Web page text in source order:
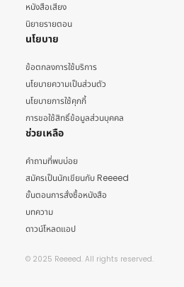
หนังสือเสียง
นิยายรายตอน
นโยบาย
ข้อตกลงการใช้บริการ
นโยบายความเป็นส่วนตัว
นโยบายการใช้คุกกี้
การขอใช้สิทธิ์ข้อมูลส่วนบุคคล
ช่วยเหลือ
คำถามที่พบบ่อย
สมัครเป็นนักเขียนกับ Reeeed
ขั้นตอนการสั่งซื้อหนังสือ
บทความ
ดาวน์โหลดแอป
© 2025 Reeeed. All rights reserved.